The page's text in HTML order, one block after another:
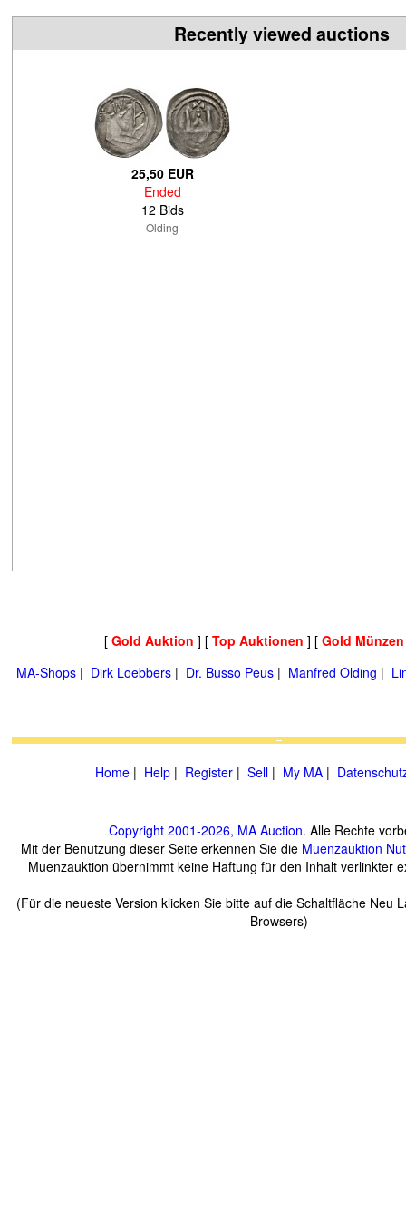
Recently viewed auctions
25,50 EUR
Ended
12 Bids
Olding
[ Gold Auktion ] [ Top Auktionen ] [ Gold
MA-Shops | Dirk Loebbers | Dr. Busso Peus | Manfred Olding |
Home | Help | Register | Sell | My MA |
Copyright 2001-2026, MA Auction. Alle Rechte
Mit der Benutzung dieser Seite erkennen Sie die Muenzauktion
Muenzauktion übernimmt keine Haftung für den Inhalt verlinkter
(Für die neueste Version klicken Sie bitte auf die Schaltfläche Neu
Browsers)